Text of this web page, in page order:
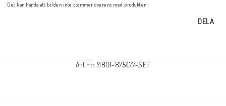
Det kan hända att bilden inte stämmer överens med produkten.
DELA
Art.nr: MB10-875477-SET